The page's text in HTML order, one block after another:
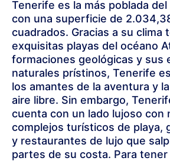
Tenerife es la más poblada
con una superficie de
cuadrados. Gracias a su clima
exquisitas playas del océano
formaciones geológicas y sus
naturales prístinos, Tenerife
los amantes de la aventura y
aire libre. Sin embargo,
cuenta con un lado lujoso con
complejos turísticos de playa,
y restaurantes de lujo que
partes de su costa. Para